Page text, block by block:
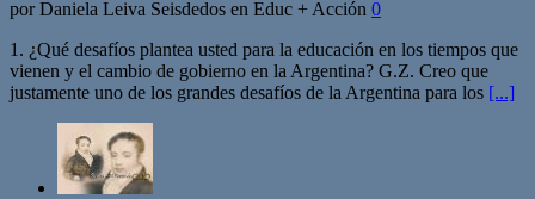
por Daniela Leiva Seisdedos en Educ + Acción 0
1. ¿Qué desafíos plantea usted para la educación en los tiempos que
vienen y el cambio de gobierno en la Argentina? G.Z. Creo que
justamente uno de los grandes desafíos de la Argentina para los [...]